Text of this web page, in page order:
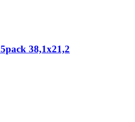
38,1x21,2